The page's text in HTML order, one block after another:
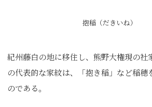
抱稲（だきいね）
紀州藤白の地に移住し、熊野大権現の社
の代表的な家紋は、「抱き稲」など稲穂
のである。